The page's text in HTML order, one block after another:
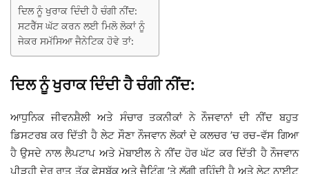
ਦਿਲ ਨੂੰ ਖੁਰਾਕ ਦਿੰਦੀ ਹੈ ਚੰਗੀ ਨੀਂਦ:
ਸਟਰੈੱਸ ਘੱਟ ਕਰਨ ਲਈ ਮਿਲੋ ਲੋਕਾਂ ਨੂੰ
ਜੇਕਰ ਸਮੱਸਿਆ ਜੈਨੇਟਿਕ ਹੋਵੇ ਤਾਂ:
ਦਿਲ ਨੂੰ ਖੁਰਾਕ ਦਿੰਦੀ ਹੈ ਚੰਗੀ ਨੀਂਦ:
ਆਧੁਨਿਕ ਜੀਵਨਸ਼ੈਲੀ ਅਤੇ ਸੰਚਾਰ ਤਕਨੀਕਾਂ ਨੇ ਨੌਜਵਾਨਾਂ ਦੀ ਨੀਂਦ ਬਹੁਤ
ਡਿਸਟਰਬ ਕਰ ਦਿੱਤੀ ਹੈ ਲੇਟ ਸੌਣਾ ਨੌਜਵਾਨ ਲੋਕਾਂ ਦੇ ਕਲਚਰ ’ਚ ਰਚ-ਵੱਸ ਗਿਆ
ਹੈ ਉਸਦੇ ਨਾਲ ਲੈਪਟਾਪ ਅਤੇ ਮੋਬਾਈਲ ਨੇ ਨੀਂਦ ਹੋਰ ਘੱਟ ਕਰ ਦਿੱਤੀ ਹੈ ਨੌਜਵਾਨ
ਪੀੜ੍ਹੀ ਦੇਰ ਰਾਤ ਤੱਕ ਫੇਸਬੁੱਕ ਅਤੇ ਚੈਟਿੰਗ ’ਤੇ ਲੱਗੀ ਰਹਿੰਦੀ ਹੈ ਅਤੇ ਲੇਟ ਨਾਈਟ